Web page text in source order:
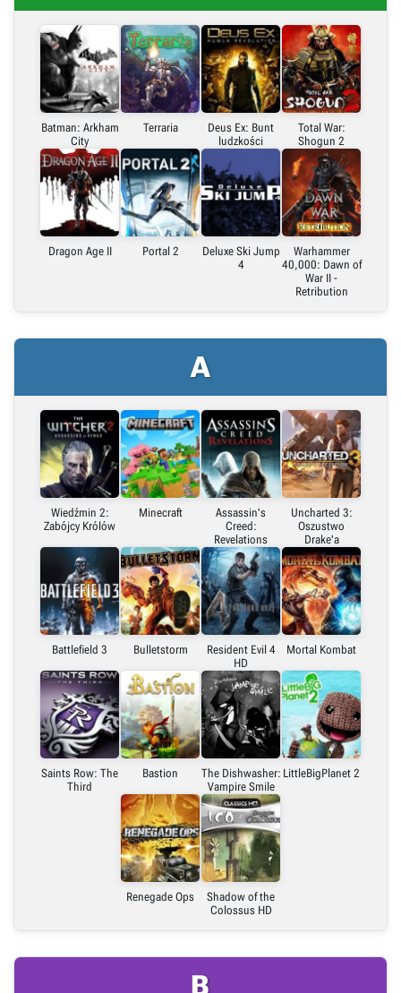
Link bezpośredni
Embed (iframe)
X (Twitter)
Link do grafiki poziomej
Link do grafiki pionowej
Batman: Arkham
City
Terraria
Deus Ex: Bunt
ludzkości
Total War:
Shogun 2
Dragon Age II Portal 2
Deluxe Ski Jump
4
Warhammer
40,000: Dawn of
War II -
Retribution
A
Wiedźmin 2:
Zabójcy Królów
Minecraft
Assassin's
Creed:
Revelations
Uncharted 3:
Oszustwo
Drake'a
Battlefield 3 Bulletstorm
Resident Evil 4
HD
Mortal Kombat
Saints Row: The
Third
Bastion
The Dishwasher:
Vampire Smile
LittleBigPlanet 2
Renegade Ops
Shadow of the
Colossus HD
B